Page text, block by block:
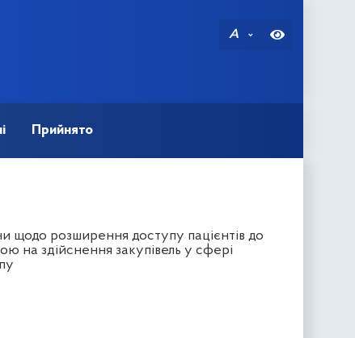
A
Прийнято
щодо розширення доступу пацієнтів до
на здійснення закупівель у сфері